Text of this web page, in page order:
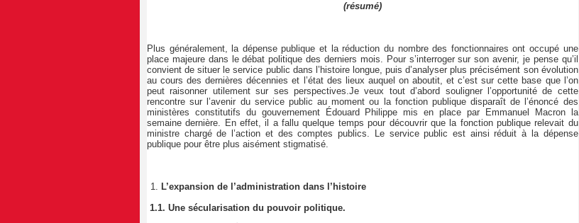
(résumé)
Plus généralement, la dépense publique et la réduction du nombre des fonctionnaires ont occupé une
place majeure dans le débat politique des derniers mois. Pour s’interroger sur son avenir, je pense qu’il
convient de situer le service public dans l’histoire longue, puis d’analyser plus précisément son évolution
au cours des dernières décennies et l’état des lieux auquel on aboutit, et c’est sur cette base que l’on
peut raisonner utilement sur ses perspectives.Je veux tout d’abord souligner l’opportunité de cette
rencontre sur l’avenir du service public au moment ou la fonction publique disparaît de l’énoncé des
ministères constitutifs du gouvernement Édouard Philippe mis en place par Emmanuel Macron la
semaine dernière. En effet, il a fallu quelque temps pour découvrir que la fonction publique relevait du
ministre chargé de l’action et des comptes publics. Le service public est ainsi réduit à la dépense
publique pour être plus aisément stigmatisé.
L’expansion de l’administration dans l’histoire
1.1. Une sécularisation du pouvoir politique.